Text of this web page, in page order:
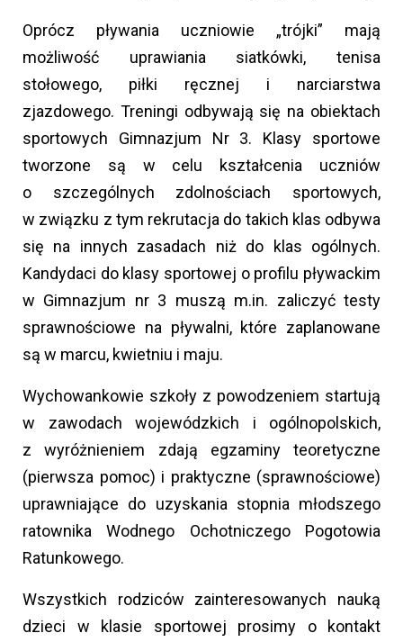
Oprócz pływania uczniowie „trójki” mają
możliwość uprawiania siatkówki, tenisa
stołowego, piłki ręcznej i narciarstwa
zjazdowego. Treningi odbywają się na obiektach
sportowych Gimnazjum Nr 3. Klasy sportowe
tworzone są w celu kształcenia uczniów
o szczególnych zdolnościach sportowych,
w związku z tym rekrutacja do takich klas odbywa
się na innych zasadach niż do klas ogólnych.
Kandydaci do klasy sportowej o profilu pływackim
w Gimnazjum nr 3 muszą m.in. zaliczyć testy
sprawnościowe na pływalni, które zaplanowane
są w marcu, kwietniu i maju.
Wychowankowie szkoły z powodzeniem startują
w zawodach wojewódzkich i ogólnopolskich,
z wyróżnieniem zdają egzaminy teoretyczne
(pierwsza pomoc) i praktyczne (sprawnościowe)
uprawniające do uzyskania stopnia młodszego
ratownika Wodnego Ochotniczego Pogotowia
Ratunkowego.
Wszystkich rodziców zainteresowanych nauką
dzieci w klasie sportowej prosimy o kontakt